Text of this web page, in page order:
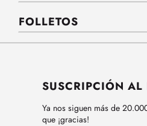
FOLLETOS
SUSCRIPCIÓN AL
Ya nos siguen más de
que ¡gracias!